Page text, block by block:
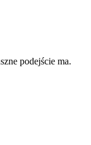
podejście ma.